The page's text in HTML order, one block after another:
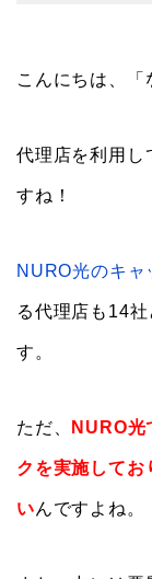
こんにちは、「
代理店を利用し
すね！
NURO光のキャ
る代理店も14
す。
ただ、 NURO光
クを実施してお
いんですよね。